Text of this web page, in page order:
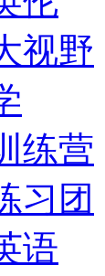
视野
练营
习团
语